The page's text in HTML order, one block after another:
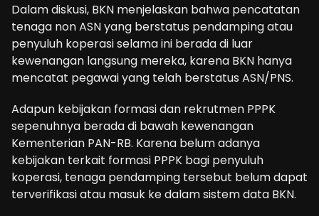
Dalam diskusi, BKN menjelaskan bahwa pencatatan
tenaga non ASN yang berstatus pendamping atau
penyuluh koperasi selama ini berada di luar
kewenangan langsung mereka, karena BKN hanya
mencatat pegawai yang telah berstatus ASN/PNS.
Adapun kebijakan formasi dan rekrutmen PPPK
sepenuhnya berada di bawah kewenangan
Kementerian PAN-RB. Karena belum adanya
kebijakan terkait formasi PPPK bagi penyuluh
koperasi, tenaga pendamping tersebut belum dapat
terverifikasi atau masuk ke dalam sistem data BKN.